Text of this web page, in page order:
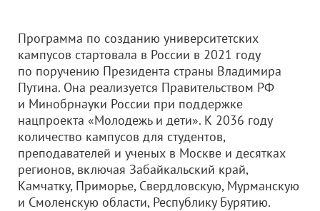
Программа по созданию университетских
кампусов стартовала в России в 2021 году
по поручению Президента страны Владимира
Путина. Она реализуется Правительством РФ
и Минобрнауки России при поддержке
нацпроекта «Молодежь и дети». К 2036 году
количество кампусов для студентов,
преподавателей и ученых в Москве и десятках
регионов, включая Забайкальский край,
Камчатку, Приморье, Свердловскую, Мурманскую
и Смоленскую области, Республику Бурятию.